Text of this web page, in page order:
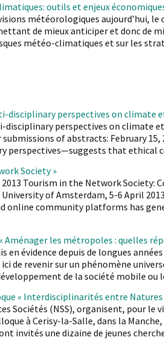
outils et enjeux
météorologiques aujourd’hui, le
de mieux anticiper et donc de
météo-climatiques et sur les
disciplinary perspectives on climate
perspectives on climate
of abstracts: February
perspectives—suggests that ethical
Society »
Tourism in the Network Society:
of Amsterdam, 5-6 April
online community platforms has
les métropoles : quelles
évidence depuis de longues
de revenir sur un phénomène
de la société mobile
« Interdisciplinarités entre
Sociétés (NSS), organisent, pour le
à Cerisy-la-Salle, dans la
invités une dizaine de jeunes